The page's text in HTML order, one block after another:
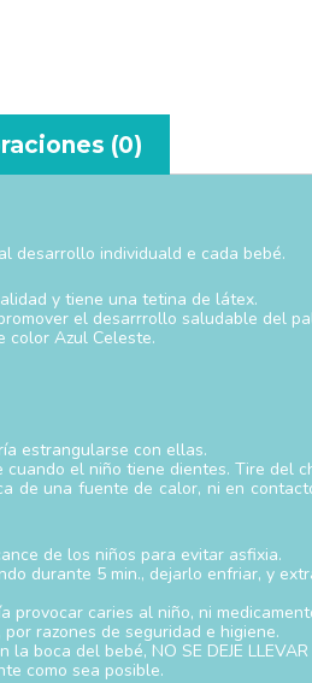
(0)
desarrollo individuald e cada bebé.
y tiene una tetina de látex.
el desarrrollo saludable del
color Azul Celeste.
estrangularse con ellas.
el niño tiene dientes. Tire
de una fuente de calor, ni en
de los niños para evitar asfixia.
durante 5 min., dejarlo enfriar, y
provocar caries al niño, ni
razones de seguridad e higiene.
boca del bebé, NO SE DEJE
como sea posible.